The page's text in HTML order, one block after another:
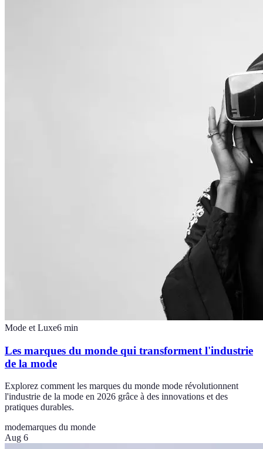
Mode et Luxe6 min
Les marques du monde qui transforment l'industrie
de la mode
Explorez comment les marques du monde mode révolutionnent
l'industrie de la mode en 2026 grâce à des innovations et des
pratiques durables.
modemarques du monde
Aug 6